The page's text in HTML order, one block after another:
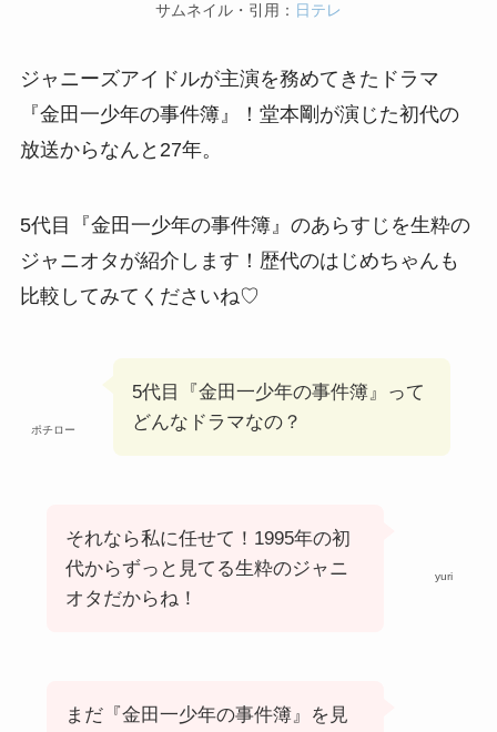
サムネイル・引用： 日テレ
ジャニーズアイドルが主演を務めてきたドラマ
『金田一少年の事件簿』！堂本剛が演じた初代の
放送からなんと27年。
5代目『金田一少年の事件簿』のあらすじを生粋の
ジャニオタが紹介します！歴代のはじめちゃんも
比較してみてくださいね♡
ポチロー
5代目『金田一少年の事件簿』って
どんなドラマなの？
yuri
それなら私に任せて！1995年の初
代からずっと見てる生粋のジャニ
オタだからね！
まだ『金田一少年の事件簿』を見